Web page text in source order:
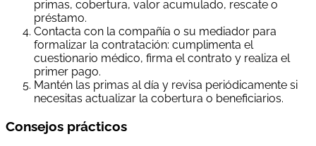
primas, cobertura, valor acumulado, rescate o
préstamo.
Contacta con la compañía o su mediador para
formalizar la contratación: cumplimenta el
cuestionario médico, firma el contrato y realiza el
primer pago.
Mantén las primas al día y revisa periódicamente si
necesitas actualizar la cobertura o beneficiarios.
Consejos prácticos